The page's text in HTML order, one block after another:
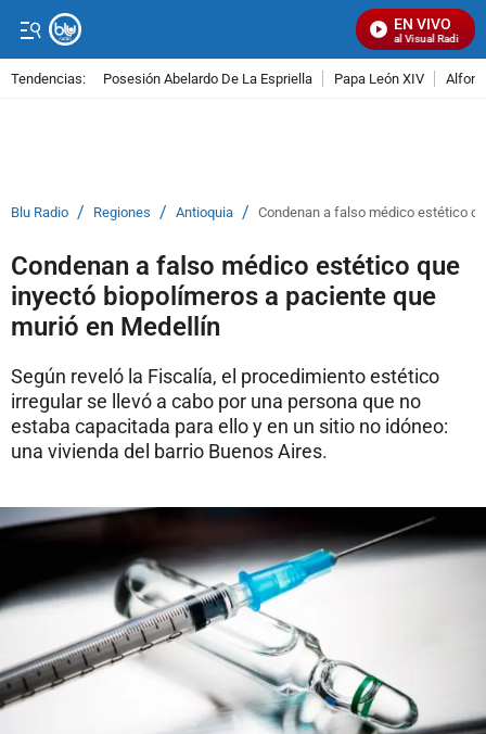
EN VIVO
Señal Visual Radio
Tendencias: Posesión Abelardo De La Espriella Papa León XIV
Blu Radio / Regiones / Antioquia / Condenan a falso médico estético
Condenan a falso médico estético que
inyectó biopolímeros a paciente que
murió en Medellín
Según reveló la Fiscalía, el procedimiento estético
irregular se llevó a cabo por una persona que no
estaba capacitada para ello y en un sitio no idóneo:
una vivienda del barrio Buenos Aires.